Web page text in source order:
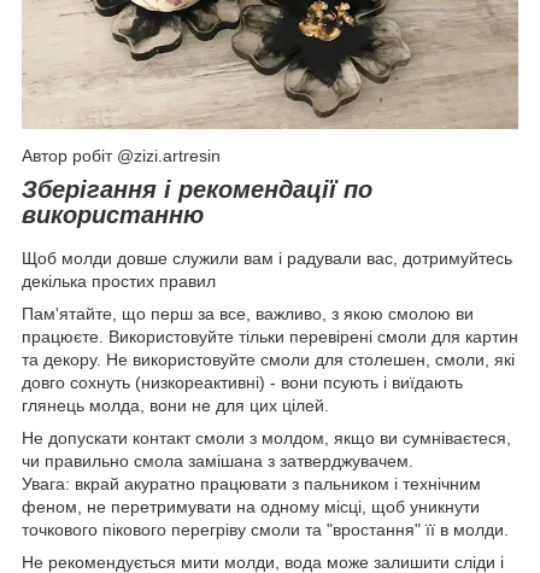
Автор робіт @zizi.artresin
Зберігання і рекомендації по
використанню
Щоб молди довше служили вам і радували вас, дотримуйтесь
декілька простих правил
Пам'ятайте, що перш за все, важливо, з якою смолою ви
працюєте. Використовуйте тільки перевірені смоли для картин
та декору. Не використовуйте смоли для столешен, смоли, які
довго сохнуть (низкореактивні) - вони псують і виїдають
глянець молда, вони не для цих цілей.
Не допускати контакт смоли з молдом, якщо ви сумніваєтеся,
чи правильно смола замішана з затверджувачем.
Увага: вкрай акуратно працювати з пальником і технічним
феном, не перетримувати на одному місці, щоб уникнути
точкового пікового перегріву смоли та "вростання" її в молди.
Не рекомендується мити молди, вода може залишити сліди і